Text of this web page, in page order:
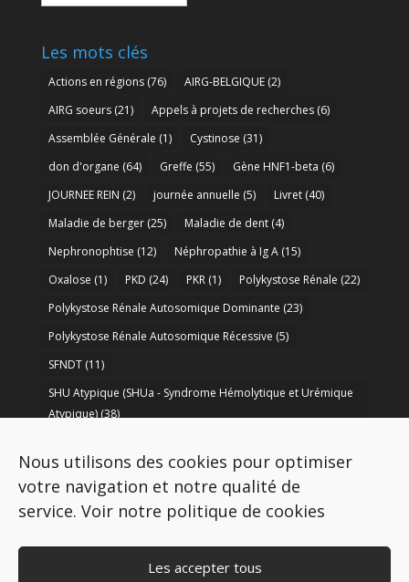
Nous utilisons des cookies pour optimiser
votre navigation et notre qualité de
service. Voir notre politique de cookies
Les accepter tous
archives
Les mots clés
Actions en régions(76) AIRG-BELGIQUE(2)
AIRG soeurs(21) Appels à projets de recherches(6)
Assemblée Générale (1) Cystinose (31)
don d'organe (64) Greffe (55) Gène HNF1-beta (6)
JOURNEE REIN (2) journée annuelle (5) Livret(40)
Maladie de berger(25) Maladie de dent(4)
Nephronophtise (12) Néphropathie à Ig A(15)
Oxalose (1) PKD (24) PKR(1) Polykystose Rénale (22)
Polykystose Rénale Autosomique Dominante (23)
Polykystose Rénale Autosomique Récessive (5)
SFNDT(11)
SHU Atypique (SHUa - Syndrome Hémolytique et Urémique
Atypique)(38)
Syndrome de Bartter(8) Syndrome d’Alport(37)